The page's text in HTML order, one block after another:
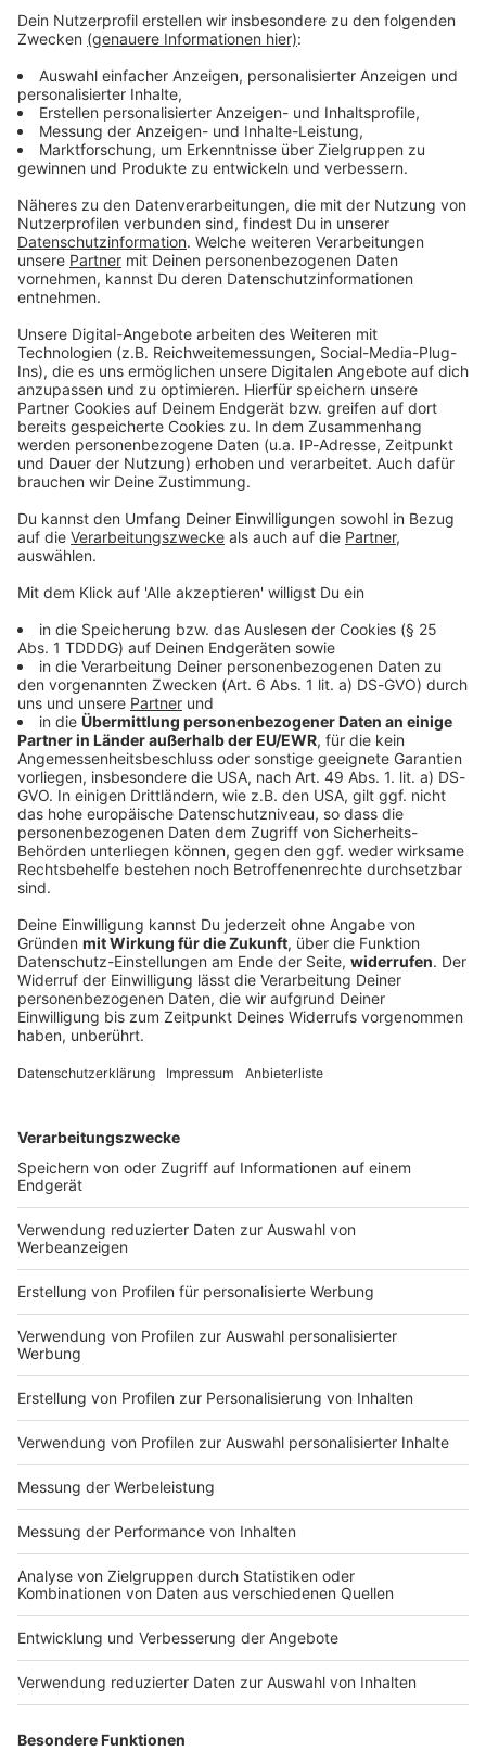
Verpass' nichts mehr - mit unserem kostenlosen
ANTENNE BAYERN Newsletter. Ob Nachrichten,
Lifestyle oder unsere neuesten Aktionen - wir
informieren dich.
Zum Newsletter anmelden
Du möchtest uns etwas sagen?
Studio Hotline
Kontaktformular
© dpa-infocom, dpa:260706-930-339093/1
DAS KÖNNTE DICH AUCH INTERESSIEREN
Bayern
Fürth vor Saisonstart: Fingerzeig und Ansage
an den Ex
Kapitän Hrgota - und Coach Vogel hat eine besondere
Franken schon ein klares Ziel.
DEINE GEMERKTEN ARTIKEL
Du hast dir noch keine Artikel gemerkt
Impressum
Nutzungsbedingungen
Jobs
Presse
Werben
Archiv
Kontakt
Studio-Hotline
Verkehrs-Hotline
Newsletter